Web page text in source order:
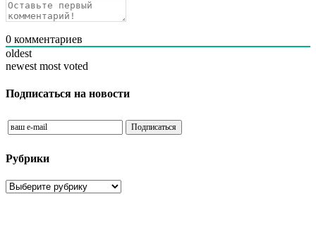
0 комментариев
oldest
newest most voted
Подписаться на новости
Рубрики
Рубрики